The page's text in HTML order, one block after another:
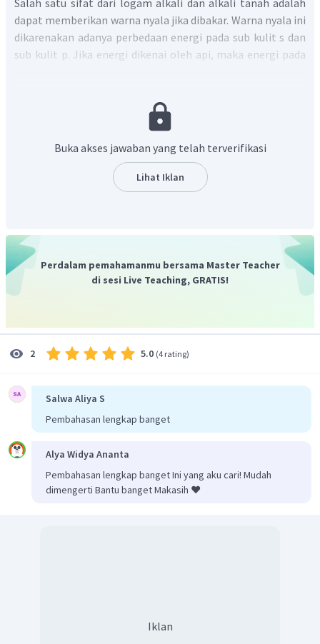
dapat memberikan warna nyala jika dibakar. Warna nyala ini
dikarenakan adanya perbedaan energi pada sub kulit s dan
sub kulit p. Jika energi dikenai oleh api, maka energi pada
dan memancarkan energi dalam bentuk cahaya. Warna
cahaya yang ditimbulkan antara logam satu dnegan logam
sedikitnya energi jatuh ke tingkat energi yang lebih rendah.
Berikut adalah informasi mengenai barium:
tersebut dapat digunakan sebagai warna cat
dan warna pada kembang api
Barium klorida adalah senyawa garam beracun yang
proses pengendapan di penyamakan kulit.
Jadi, jawaban yang benar adalah B.
Buka akses jawaban yang telah terverifikasi
Lihat Iklan
Perdalam pemahamanmu bersama Master Teacher
di sesi Live Teaching, GRATIS!
2 5.0 (4 rating)
Salwa Aliya S
Pembahasan lengkap banget
Alya Widya Ananta
Pembahasan lengkap banget Ini yang aku cari! Mudah
dimengerti Bantu banget Makasih ❤️
Iklan